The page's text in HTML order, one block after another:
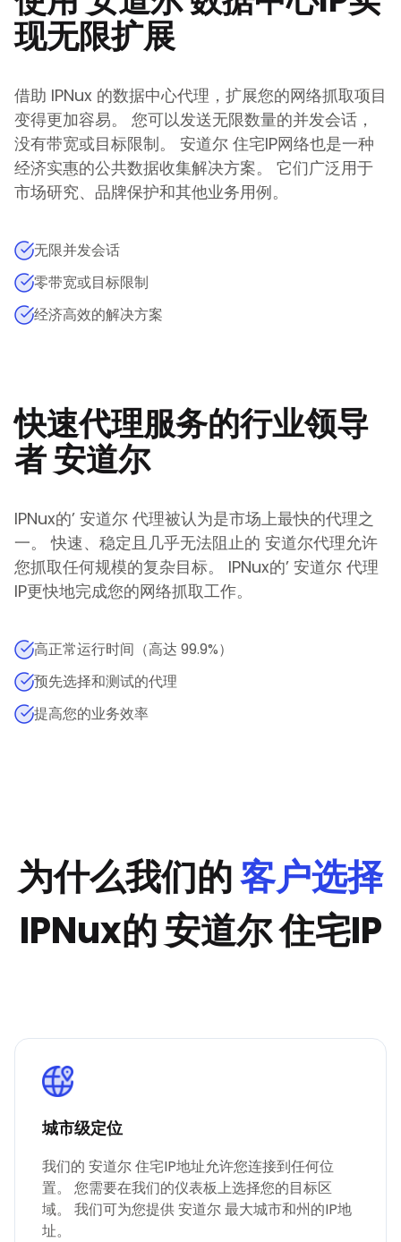
现无限扩展
借助 IPNux 的数据中心代理，扩展您的网络抓取项目
变得更加容易。 您可以发送无限数量的并发会话，
没有带宽或目标限制。
安道尔 住宅IP网络也是一种
经济实惠的公共数据收集解决方案。 它们广泛用于
市场研究、品牌保护和其他业务用例。
无限并发会话
零带宽或目标限制
经济高效的解决方案
快速代理服务的行业领导
者安道尔
IPNux的’ 安道尔 代理被认为是市场上最快的代理之
一。 快速、稳定且几乎无法阻止的 安道尔代理允许
您抓取任何规模的复杂目标。
IPNux的’ 安道尔 代理
IP更快地完成您的网络抓取工作。
高正常运行时间（高达 99.9%）
预先选择和测试的代理
提高您的业务效率
为什么我们的客户选择
IPNux的 安道尔 住宅IP
城市级定位
我们的 安道尔 住宅IP地址允许您连接到任何位
置。 您需要在我们的仪表板上选择您的目标区
域。 我们可为您提供 安道尔 最大城市和州的IP地
址。